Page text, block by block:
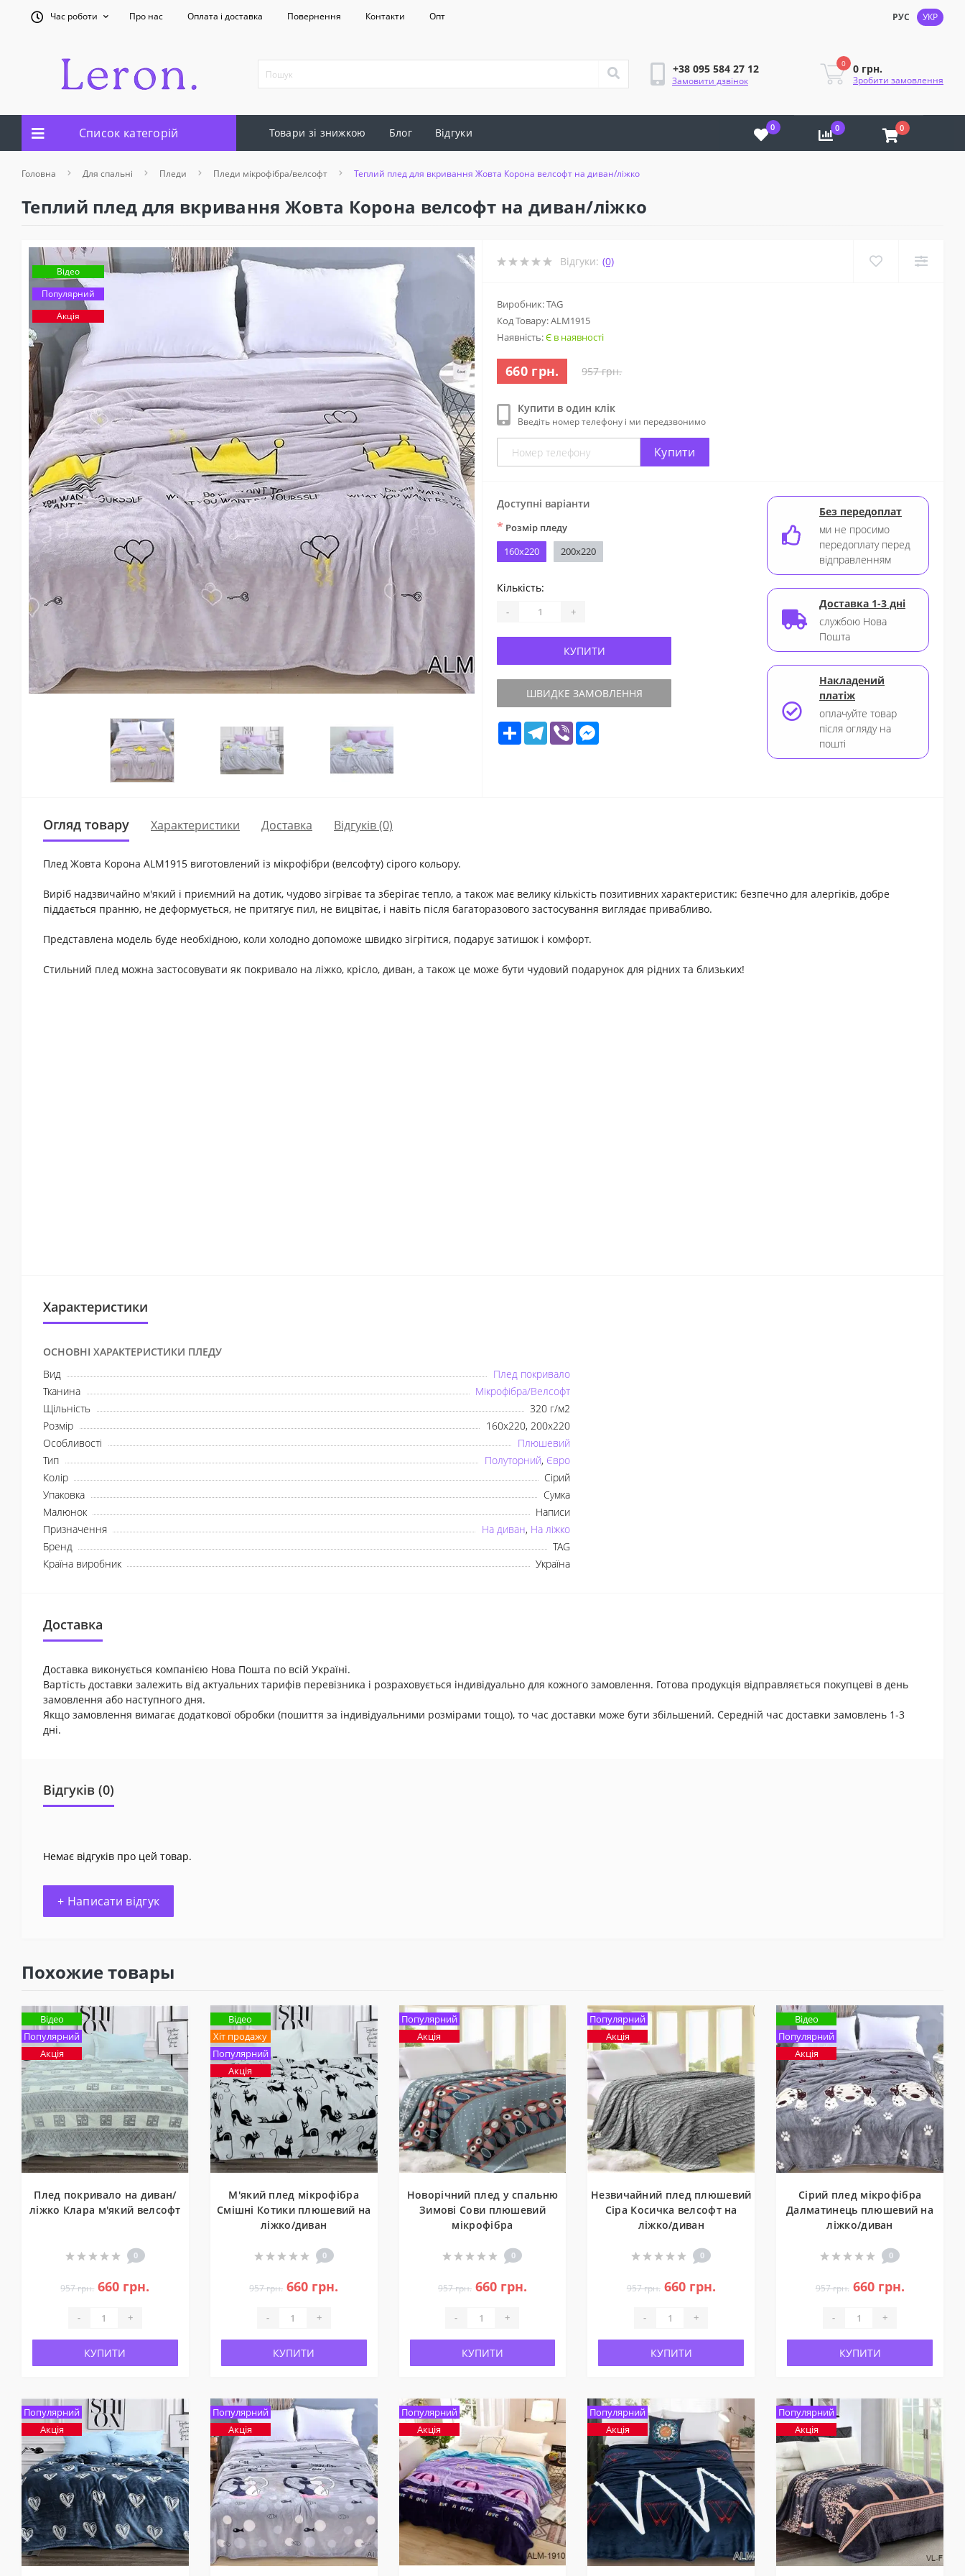
Час роботи Про нас Оплата і доставка Повернення Контакти Опт РУС УКР
+38 095 584 27 12
Замовити дзвінок
0 0 грн.
Зробити замовлення
Список категорій Товари зі знижкою Блог Відгуки 0 0 0
Головна Для спальні Пледи Пледи мікрофібра/велсофт Теплий плед для вкривання Жовта Корона велсофт на диван/ліжко
Оберіть мову
Теплий плед для вкривання Жовта Корона велсофт на диван/ліжко
Відео
Популярний
Акція
Відгуки: (0)
Виробник: TAG
Код Товару:ALM1915
Наявність:Є в наявності
660 грн. 957 грн.
Купити в один клік
Введіть номер телефону і ми передзвонимо
Купити
Доступні варіанти
* Розмір пледу
160х220
200х220
Кількість:
- +
КУПИТИ
ШВИДКЕ ЗАМОВЛЕННЯ
Share Telegram
Viber
Без передоплат
ми не просимо
передоплату перед
відправленням
Доставка 1-3 дні
службою Нова
Пошта
Накладений
платіж
оплачуйте товар
після огляду на
пошті
Огляд товару Характеристики Доставка Відгуків (0)
Плед Жовта Корона ALM1915 виготовлений із мікрофібри (велсофту) сірого кольору.
Виріб надзвичайно м'який і приємний на дотик, чудово зігріває та зберігає тепло, а також має велику кількість позитивних характеристик: безпечно для алергіків, добре
піддається пранню, не деформується, не притягує пил, не вицвітає, і навіть після багаторазового застосування виглядає привабливо.
Представлена ​​модель буде необхідною, коли холодно допоможе швидко зігрітися, подарує затишок і комфорт.
Стильний плед можна застосовувати як покривало на ліжко, крісло, диван, а також це може бути чудовий подарунок для рідних та близьких!
Характеристики
ОСНОВНІ ХАРАКТЕРИСТИКИ ПЛЕДУ
Вид
Плед покривало
Тканина
Мікрофібра/Велсофт
Щільність
320 г/м2
Розмір
160x220, 200x220
Особливості
Плюшевий
Тип
Полуторний, Євро
Колір
Сірий
Упаковка
Сумка
Малюнок
Написи
Призначення
На диван, На ліжко
Бренд
TAG
Країна виробник
Україна
Доставка
Доставка виконується компанією Нова Пошта по всій Україні.
Вартість доставки залежить від актуальних тарифів перевізника і розраховується індивідуально для кожного замовлення. Готова продукція відправляється покупцеві в день
замовлення або наступного дня.
Якщо замовлення вимагає додаткової обробки (пошиття за індивідуальними розмірами тощо), то час доставки може бути збільшений. Середній час доставки замовлень 1-3
дні.
Відгуків (0)
Немає відгуків про цей товар.
+ Написати відгук
Похожие товары
Відео
Популярний
Акція
Плед покривало на диван/
ліжко Клара м'який велсофт
0
957 грн. 660 грн.
- +
КУПИТИ
Відео
Хіт продажу
Популярний
Акція
М'який плед мікрофібра
Смішні Котики плюшевий на
ліжко/диван
0
957 грн. 660 грн.
- +
КУПИТИ
Популярний
Акція
Новорічний плед у спальню
Зимові Сови плюшевий
мікрофібра
0
957 грн. 660 грн.
- +
КУПИТИ
Популярний
Акція
Незвичайний плед плюшевий
Сіра Косичка велсофт на
ліжко/диван
0
957 грн. 660 грн.
- +
КУПИТИ
Відео
Популярний
Акція
Сірий плед мікрофібра
Далматинець плюшевий на
ліжко/диван
0
957 грн. 660 грн.
- +
КУПИТИ
Популярний
Акція
Популярний
Акція
Популярний
Акція
Популярний
Акція
Популярний
Акція